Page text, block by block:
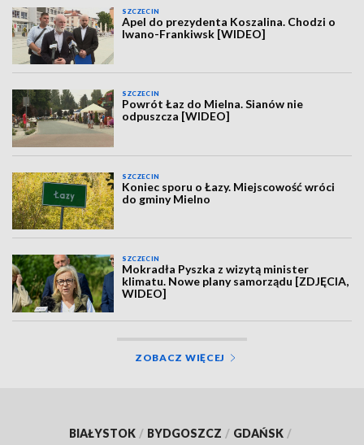
SZCZECIN
Apel do prezydenta Koszalina. Chodzi o
Iwano-Frankiwsk [WIDEO]
SZCZECIN
Powrót Łaz do Mielna. Sianów nie
odpuszcza [WIDEO]
SZCZECIN
Koniec sporu o Łazy. Miejscowość wróci
do gminy Mielno
SZCZECIN
Mokradła Pyszka z wizytą minister
klimatu. Nowe plany samorządu [ZDJĘCIA,
WIDEO]
ZOBACZ WIĘCEJ
BIAŁYSTOK / BYDGOSZCZ / GDAŃSK /